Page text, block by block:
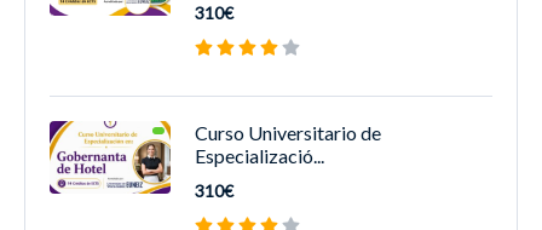
310€
Curso Universitario de
Especializació...
310€